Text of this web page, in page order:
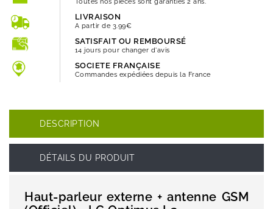
Toutes nos pièces sont garanties 2 ans.
LIVRAISON
A partir de 3.99€
SATISFAIT OU REMBOURSÉ
14 jours pour changer d'avis
SOCIETE FRANÇAISE
Commandes expédiées depuis la France
DESCRIPTION
DÉTAILS DU PRODUIT
Haut-parleur externe + antenne GSM